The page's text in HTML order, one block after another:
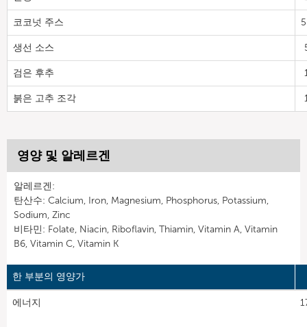
코코넛 주스
생선 소스
검은 후추
붉은 고추 조각
영양 및 알레르겐
알레르겐:
탄산수: Calcium, Iron, Magnesium, Phosphorus, Potassium,
Sodium, Zinc
비타민: Folate, Niacin, Riboflavin, Thiamin, Vitamin A, Vitamin
B6, Vitamin C, Vitamin K
한 부분의 영양가
에너지